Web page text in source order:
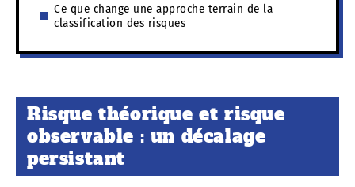
Ce que change une approche terrain de la
classification des risques
Risque théorique et risque
observable : un décalage
persistant